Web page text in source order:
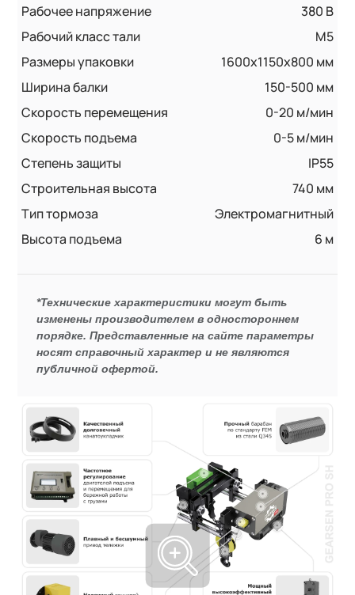
Рабочее напряжение
380 В
Рабочий класс тали
M5
Размеры упаковки
1600x1150x800 мм
Ширина балки
150-500 мм
Скорость перемещения
0-20 м/мин
Скорость подъема
0-5 м/мин
Степень защиты
IP55
Строительная высота
740 мм
Тип тормоза
Электромагнитный
Высота подъема
6 м
*Технические характеристики могут быть
изменены производителем в одностороннем
порядке. Представленные на сайте параметры
носят справочный характер и не являются
публичной офертой.